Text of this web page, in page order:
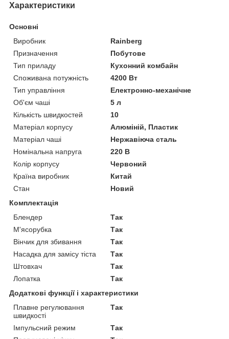
Характеристики
Основні
Виробник
Rainberg
Призначення
Побутове
Тип приладу
Кухонний комбайн
Споживана потужність
4200 Вт
Тип управління
Електронно-механічне
Об'єм чаші
5 л
Кількість швидкостей
10
Матеріал корпусу
Алюміній, Пластик
Матеріал чаші
Нержавіюча сталь
Номінальна напруга
220 В
Колір корпусу
Червоний
Країна виробник
Китай
Стан
Новий
Комплектація
Блендер
Так
М'ясорубка
Так
Вінчик для збивання
Так
Насадка для замісу тіста
Так
Штовхач
Так
Лопатка
Так
Додаткові функції і характеристики
Плавне регулювання
швидкості
Так
Імпульсний режим
Так